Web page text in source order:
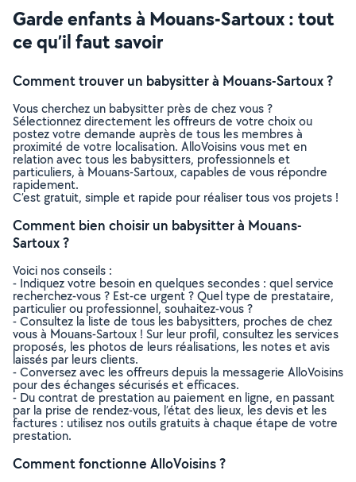
Garde enfants à Mouans-Sartoux : tout
ce qu’il faut savoir
Comment trouver un babysitter à Mouans-Sartoux ?
Vous cherchez un babysitter près de chez vous ?
Sélectionnez directement les offreurs de votre choix ou
postez votre demande auprès de tous les membres à
proximité de votre localisation. AlloVoisins vous met en
relation avec tous les babysitters, professionnels et
particuliers, à Mouans-Sartoux, capables de vous répondre
rapidement.
C’est gratuit, simple et rapide pour réaliser tous vos projets !
Comment bien choisir un babysitter à Mouans-
Sartoux ?
Voici nos conseils :
- Indiquez votre besoin en quelques secondes : quel service
recherchez-vous ? Est-ce urgent ? Quel type de prestataire,
particulier ou professionnel, souhaitez-vous ?
- Consultez la liste de tous les babysitters, proches de chez
vous à Mouans-Sartoux ! Sur leur profil, consultez les services
proposés, les photos de leurs réalisations, les notes et avis
laissés par leurs clients.
- Conversez avec les offreurs depuis la messagerie AlloVoisins
pour des échanges sécurisés et efficaces.
- Du contrat de prestation au paiement en ligne, en passant
par la prise de rendez-vous, l’état des lieux, les devis et les
factures : utilisez nos outils gratuits à chaque étape de votre
prestation.
Comment fonctionne AlloVoisins ?